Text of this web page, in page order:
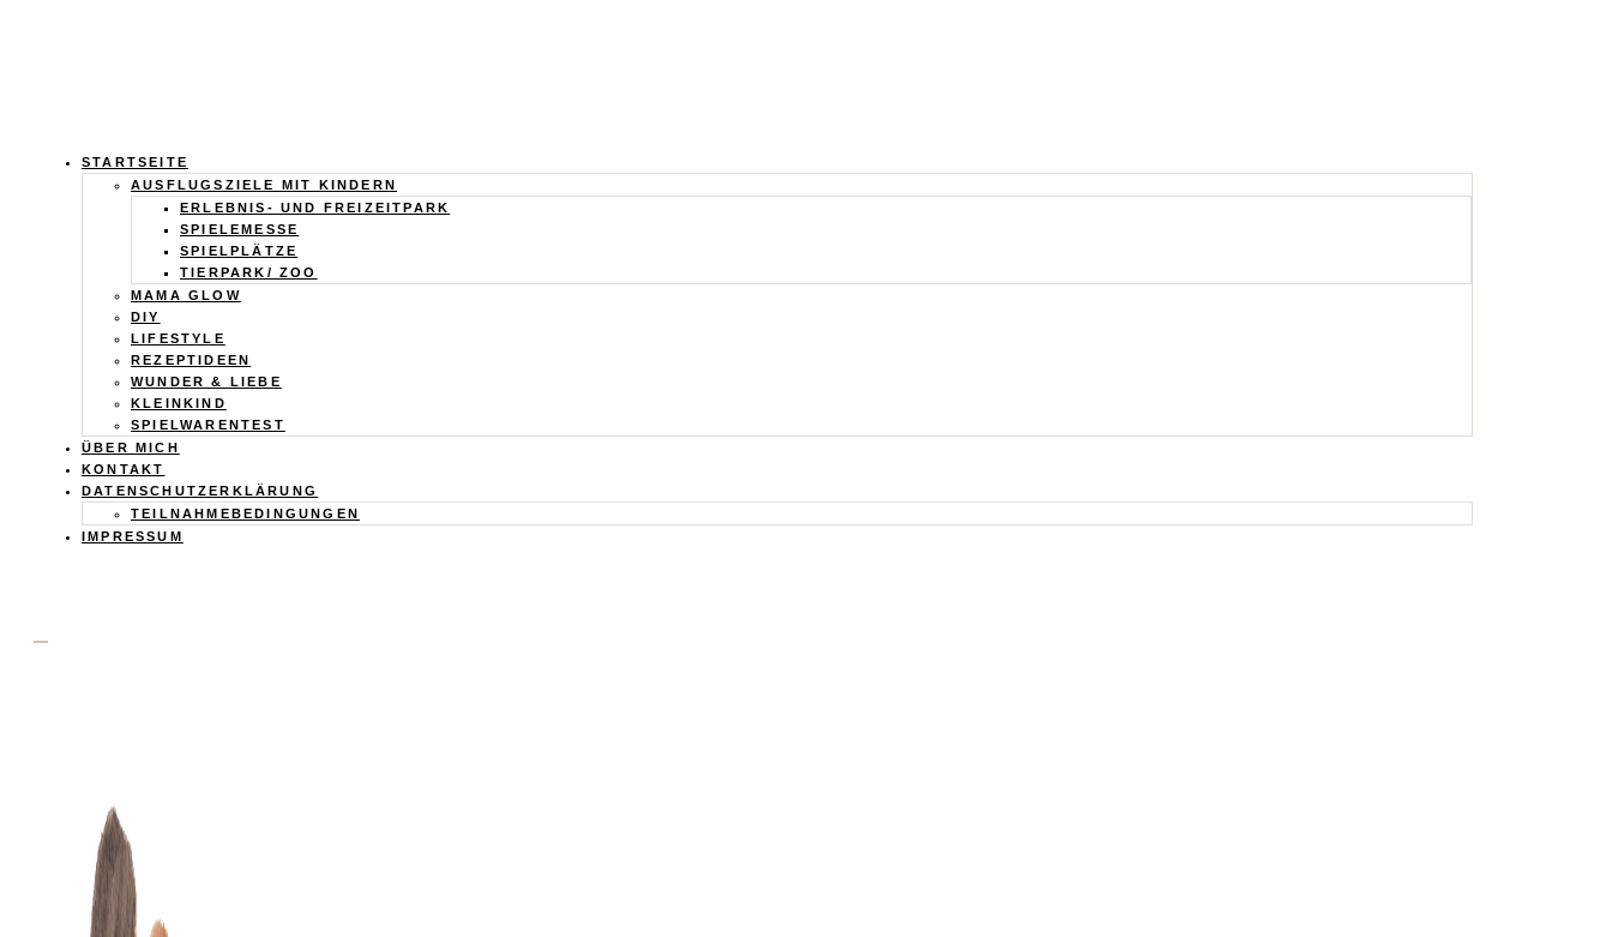
Calistas
Traum
STARTSEITE
AUSFLUGSZIELE MIT KINDERN
ERLEBNIS- UND FREIZEITPARK
SPIELEMESSE
SPIELPLÄTZE
TIERPARK/ ZOO
MAMA GLOW
DIY
LIFESTYLE
REZEPTIDEEN
WUNDER & LIEBE
KLEINKIND
SPIELWARENTEST
ÜBER MICH
KONTAKT
DATENSCHUTZERKLÄRUNG
TEILNAHMEBEDINGUNGEN
IMPRESSUM